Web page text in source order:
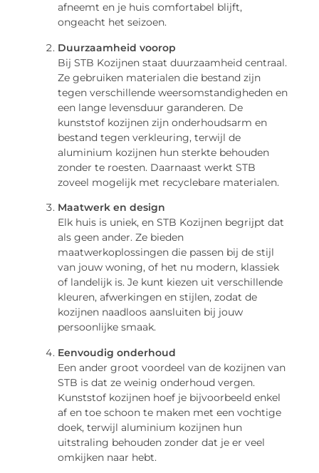
afneemt en je huis comfortabel blijft,
ongeacht het seizoen.
Duurzaamheid voorop
Bij STB Kozijnen staat duurzaamheid centraal.
Ze gebruiken materialen die bestand zijn
tegen verschillende weersomstandigheden en
een lange levensduur garanderen. De
kunststof kozijnen zijn onderhoudsarm en
bestand tegen verkleuring, terwijl de
aluminium kozijnen hun sterkte behouden
zonder te roesten. Daarnaast werkt STB
zoveel mogelijk met recyclebare materialen.
Maatwerk en design
Elk huis is uniek, en STB Kozijnen begrijpt dat
als geen ander. Ze bieden
maatwerkoplossingen die passen bij de stijl
van jouw woning, of het nu modern, klassiek
of landelijk is. Je kunt kiezen uit verschillende
kleuren, afwerkingen en stijlen, zodat de
kozijnen naadloos aansluiten bij jouw
persoonlijke smaak.
Eenvoudig onderhoud
Een ander groot voordeel van de kozijnen van
STB is dat ze weinig onderhoud vergen.
Kunststof kozijnen hoef je bijvoorbeeld enkel
af en toe schoon te maken met een vochtige
doek, terwijl aluminium kozijnen hun
uitstraling behouden zonder dat je er veel
omkijken naar hebt.